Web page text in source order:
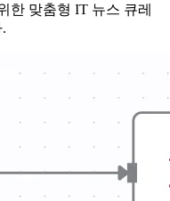
한 맞춤형 IT 뉴스 큐레